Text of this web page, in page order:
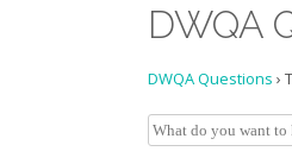
DWQA
DWQA Questions ›